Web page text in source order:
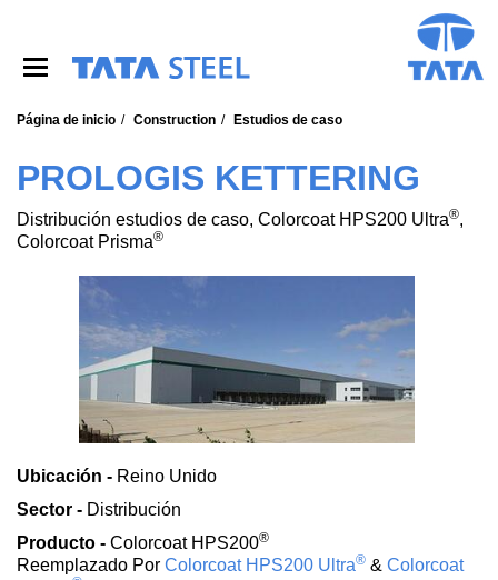
Página de inicio Construction Estudios de caso
PROLOGIS KETTERING
Distribución estudios de caso, Colorcoat HPS200 Ultra®,
Colorcoat Prisma®
Ubicación - Reino Unido
Sector - Distribución
Producto - Colorcoat HPS200®
Reemplazado Por Colorcoat HPS200 Ultra® & Colorcoat